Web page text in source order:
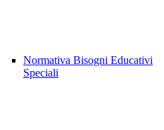
Normativa Bisogni Educativi
Speciali